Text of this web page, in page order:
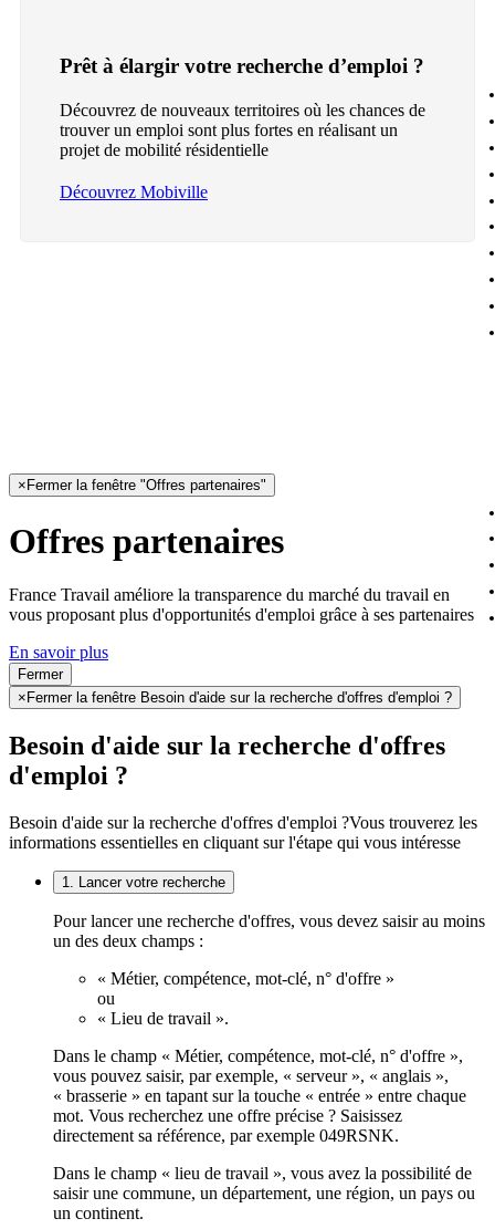
Prêt à élargir votre recherche d’emploi ?
Découvrez de nouveaux territoires où les chances de
trouver un emploi sont plus fortes en réalisant un
projet de mobilité résidentielle
Découvrez Mobiville
× Fermer la fenêtre "Offres partenaires"
Offres partenaires
France Travail améliore la transparence du marché du travail en
vous proposant plus d'opportunités d'emploi grâce à ses partenaires
En savoir plus
Fermer
× Fermer la fenêtre Besoin d'aide sur la recherche d'offres d'emploi ?
Besoin d'aide sur la recherche d'offres
d'emploi ?
Besoin d'aide sur la recherche d'offres d'emploi ?Vous trouverez les
informations essentielles en cliquant sur l'étape qui vous intéresse
1. Lancer votre recherche
Pour lancer une recherche d'offres, vous devez saisir au moins
un des deux champs :
« Métier, compétence, mot-clé, n° d'offre »
ou
« Lieu de travail ».
Dans le champ « Métier, compétence, mot-clé, n° d'offre »,
vous pouvez saisir, par exemple, « serveur », « anglais »,
« brasserie » en tapant sur la touche « entrée » entre chaque
mot. Vous recherchez une offre précise ? Saisissez
directement sa référence, par exemple 049RSNK.
Dans le champ « lieu de travail », vous avez la possibilité de
saisir une commune, un département, une région, un pays ou
un continent.